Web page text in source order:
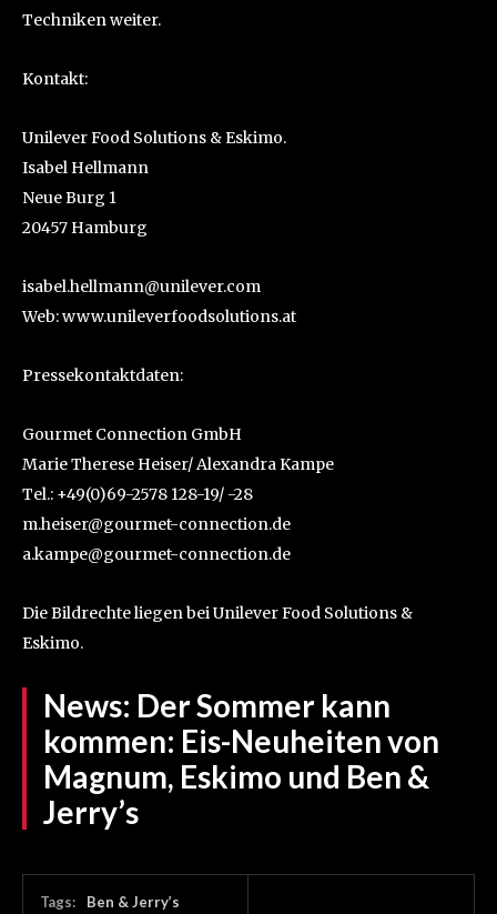
Techniken weiter.
Kontakt:
Unilever Food Solutions & Eskimo.
Isabel Hellmann
Neue Burg 1
20457 Hamburg
isabel.hellmann@unilever.com
Web: www.unileverfoodsolutions.at
Pressekontaktdaten:
Gourmet Connection GmbH
Marie Therese Heiser/ Alexandra Kampe
Tel.: +49(0)69-2578 128-19/ -28
m.heiser@gourmet-connection.de
a.kampe@gourmet-connection.de
Die Bildrechte liegen bei Unilever Food Solutions &
Eskimo.
News: Der Sommer kann
kommen: Eis-Neuheiten von
Magnum, Eskimo und Ben &
Jerry’s
Tags: Ben & Jerry’s